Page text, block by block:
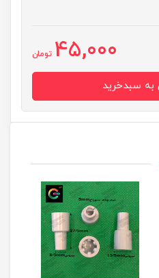
45,000 تومان